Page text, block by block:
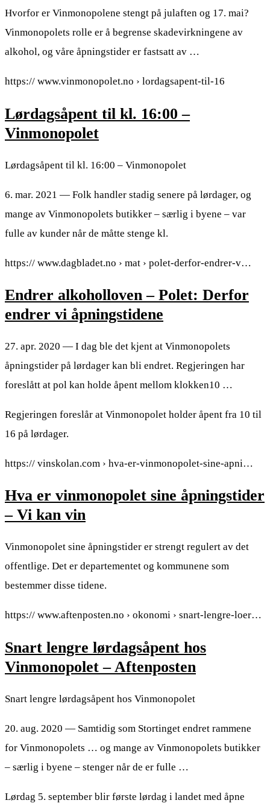
Hvorfor er Vinmonopolene stengt på julaften og 17. mai?
Vinmonopolets rolle er å begrense skadevirkningene av
alkohol, og våre åpningstider er fastsatt av …
https:// www.vinmonopolet.no › lordagsapent-til-16
Lørdagsåpent til kl. 16:00 –
Vinmonopolet
Lørdagsåpent til kl. 16:00 – Vinmonopolet
6. mar. 2021 — Folk handler stadig senere på lørdager, og
mange av Vinmonopolets butikker – særlig i byene – var
fulle av kunder når de måtte stenge kl.
https:// www.dagbladet.no › mat › polet-derfor-endrer-v…
Endrer alkoholloven – Polet: Derfor
endrer vi åpningstidene
27. apr. 2020 — I dag ble det kjent at Vinmonopolets
åpningstider på lørdager kan bli endret. Regjeringen har
foreslått at pol kan holde åpent mellom klokken10 …
Regjeringen foreslår at Vinmonopolet holder åpent fra 10 til
16 på lørdager.
https:// vinskolan.com › hva-er-vinmonopolet-sine-apni…
Hva er vinmonopolet sine åpningstider
– Vi kan vin
Vinmonopolet sine åpningstider er strengt regulert av det
offentlige. Det er departementet og kommunene som
bestemmer disse tidene.
https:// www.aftenposten.no › okonomi › snart-lengre-loer…
Snart lengre lørdagsåpent hos
Vinmonopolet – Aftenposten
Snart lengre lørdagsåpent hos Vinmonopolet
20. aug. 2020 — Samtidig som Stortinget endret rammene
for Vinmonopolets … og mange av Vinmonopolets butikker
– særlig i byene – stenger når de er fulle …
Lørdag 5. september blir første lørdag i landet med åpne